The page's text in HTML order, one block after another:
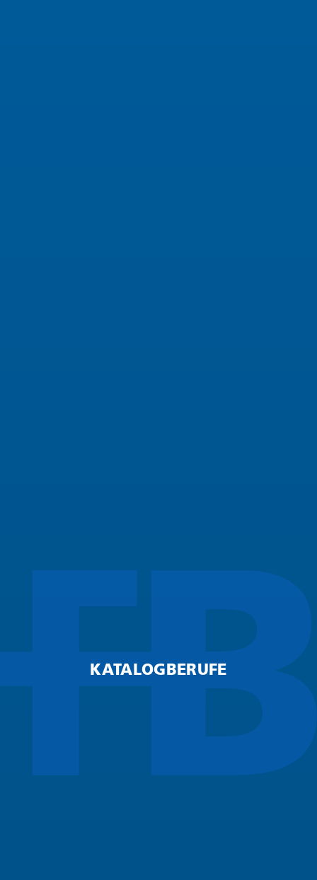
KATALOGBERUFE